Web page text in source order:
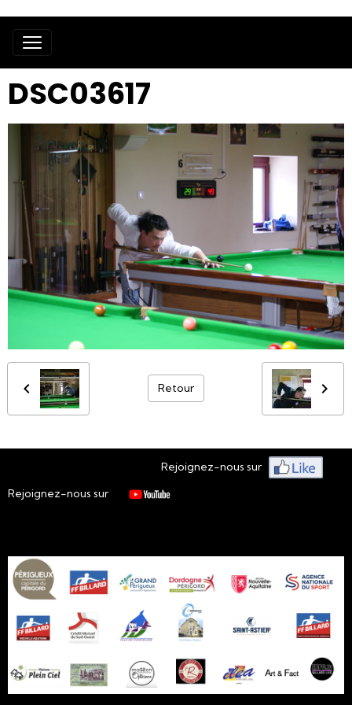
DSC03617
Retour
Rejoignez-nous sur
Rejoignez-nous sur